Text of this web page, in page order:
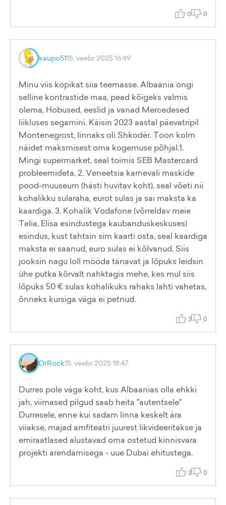
0 0
kaupo5115. veebr 2025 16:49
Minu viis kopikat siia teemasse. Albaania ongi
selline kontrastide maa, pead kõigeks valmis
olema, Hobused, eeslid ja vanad Mercedesed
liikluses segamini. Käisin 2023 aastal päevatripil
Montenegrost, linnaks oli Shkodër. Toon kolm
näidet maksmisest oma kogemuse põhjal.1.
Mingi supermarket, seal toimis SEB Mastercard
probleemideta, 2. Veneetsia karnevali maskide
pood-muuseum (hästi huvitav koht), seal võeti nii
kohalikku sularaha, eurot sulas ja sai maksta ka
kaardiga. 3. Kohalik Vodafone (võrreldav meie
Telia, Elisa esindustega kaubanduskeskuses)
esindus, kust tahtsin sim kaarti osta, seal kaardiga
maksta ei saanud, euro sulas ei kõlvanud. Siis
jooksin nagu loll mööda tänavat ja lõpuks leidsin
ühe putka kõrvalt nahktagis mehe, kes mul siis
lõpuks 50 € sulas kohalikuks rahaks lahti vahetas,
õnneks kursiga väga ei petnud.
2 0
DrRock15. veebr 2025 19:47
Durres pole väga koht, kus Albaanias olla ehkki
jah, viimased pilgud saab heita "autentsele"
Durresele, enne kui sadam linna keskelt ära
viiakse, majad amfiteatri juurest likvideeritakse ja
emiraatlased alustavad oma ostetud kinnisvara
projekti arendamisega - uue Dubai ehitustega.
2 0